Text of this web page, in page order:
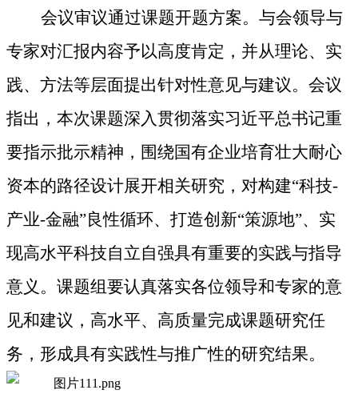
会议审议通过课题开题方案。与会领导与
专家对汇报内容予以高度肯定，并从理论、实
践、方法等层面提出针对性意见与建议。会议
指出，本次课题深入贯彻落实习近平总书记重
要指示批示精神，围绕国有企业培育壮大耐心
资本的路径设计展开相关研究，对构建“科技-
产业-金融”良性循环、打造创新“策源地”、 实
现高水平科技自立自强具有重要的实践与指导
意义。课题组要认真落实各位领导和专家的意
见和建议，高水平、高质量完成课题研究任
务， 形成具有实践性与推广性的研究结果。